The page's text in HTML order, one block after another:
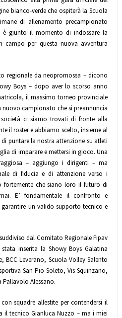
bianco-verde che ospiterà la Scuola
di allenamento precampionato
è giunto il momento di indossare la
campo per questa nuova avventura
regionale da neopromossa – dicono
Boys – dopo aver lo scorso anno
il massimo torneo provinciale
campionato che si preannuncia
ci siamo trovati di fronte alla
il roster e abbiamo scelto, insieme al
puntare la nostra attenzione su atleti
di imparare e mettersi in gioco. Una
– aggiungo i dirigenti – ma
di fiducia e di attenzione verso i
fortemente che siano loro il futuro di
E’ fondamentale il confronto e
un valido supporto tecnico e
dal Comitato Regionale Fipav
inserita la Showy Boys Galatina
BCC Leverano, Scuola Volley Salento
San Pio Soleto, Vis Squinzano,
Pallavolo Alessano.
squadre allestite per contendersi il
il tecnico Gianluca Nuzzo – ma i miei